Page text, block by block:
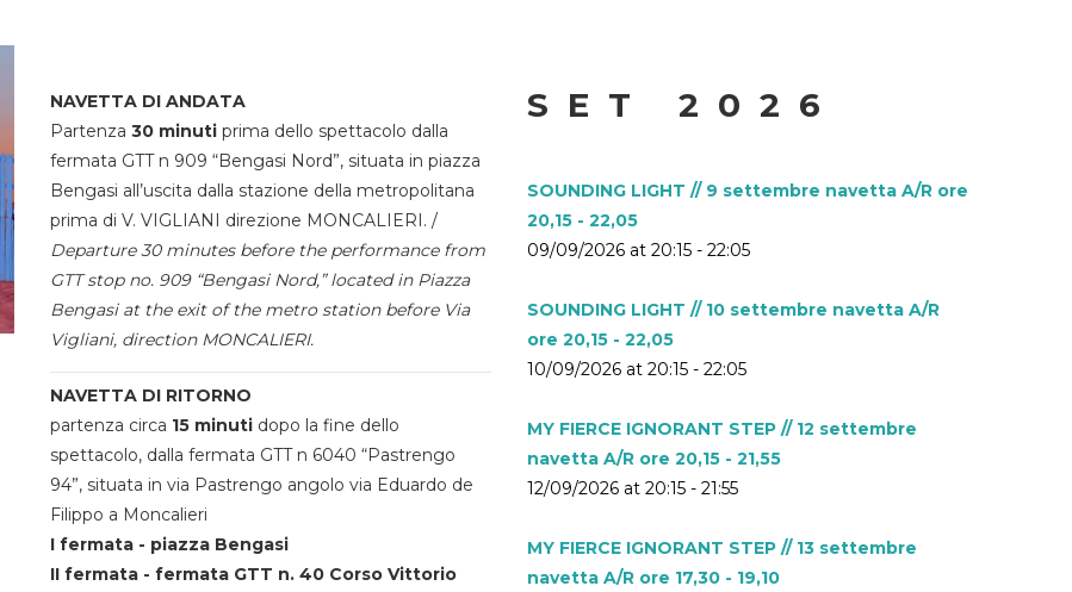
NAVETTA DI ANDATA
Partenza 30 minuti prima dello spettacolo dalla
fermata GTT n 909 “Bengasi Nord”, situata in piazza
Bengasi all’uscita dalla stazione della metropolitana
prima di V. VIGLIANI direzione MONCALIERI. /
Departure 30 minutes before the performance from
GTT stop no. 909 “Bengasi Nord,” located in Piazza
Bengasi at the exit of the metro station before Via
Vigliani, direction MONCALIERI.
NAVETTA DI RITORNO
partenza circa 15 minuti dopo la fine dello
spettacolo, dalla fermata GTT n 6040 “Pastrengo
94”, situata in via Pastrengo angolo via Eduardo de
Filippo a Moncalieri
I fermata - piazza Bengasi
II fermata - fermata GTT n. 40 Corso Vittorio
SET 2026
SOUNDING LIGHT // 9 settembre navetta A/R ore
20,15 - 22,05
09/09/2026 at 20:15 - 22:05
SOUNDING LIGHT // 10 settembre navetta A/R
ore 20,15 - 22,05
10/09/2026 at 20:15 - 22:05
MY FIERCE IGNORANT STEP // 12 settembre
navetta A/R ore 20,15 - 21,55
12/09/2026 at 20:15 - 21:55
MY FIERCE IGNORANT STEP // 13 settembre
navetta A/R ore 17,30 - 19,10